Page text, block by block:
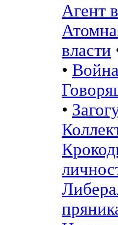
Агент
власти
•
•